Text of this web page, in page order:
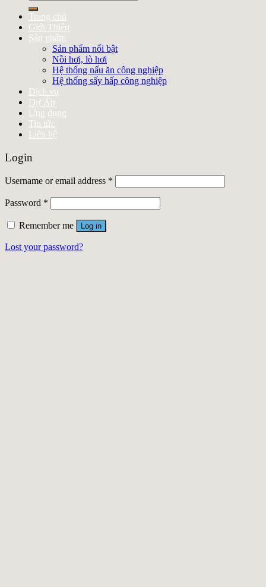
for:
Trang chủ
Giới Thiệu
Sản phẩm
Sản phẩm nổi bật
Nồi hơi, lò hơi
Hệ thống nấu ăn công nghiệp
Hệ thống sấy hấp công nghiệp
Dịch vụ
Dự Án
Ứng dụng
Tin tức
Liên hệ
Login
Username or email address *
Password *
Remember me Log in
Lost your password?